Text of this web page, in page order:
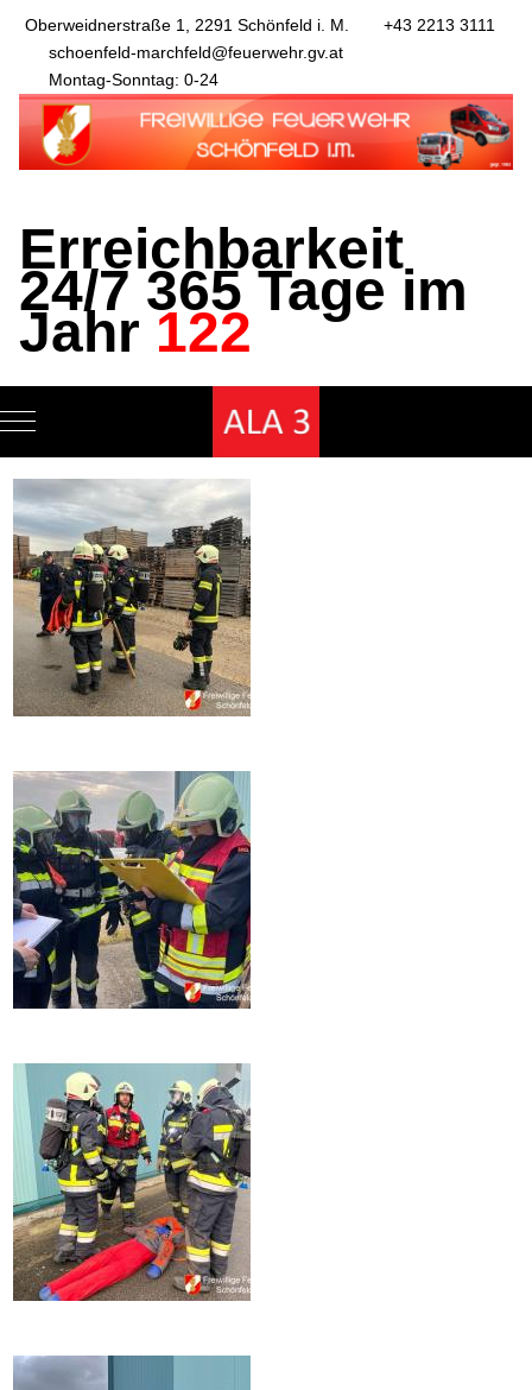
Oberweidnerstraße 1, 2291 Schönfeld i. M.
+43 2213 3111
schoenfeld-marchfeld@feuerwehr.gv.at
Montag-Sonntag: 0-24
Erreichbarkeit
24/7 365 Tage im
Jahr122
Mobile Menu Toggle